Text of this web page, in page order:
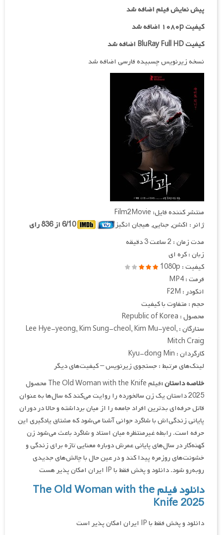
پیش نمایش فیلم اضافه شد
کیفیت ۱۰۸۰p اضافه شد
کیفیت BluRay Full HD اضافه شد
نسخه زیرنویس چسبیده فارسی اضافه شد
منتشر کننده فایل: Film2Movie
ژانر : اکشن, جنایی, هیجان انگیز
6/10 از 836 رای
مدت زمان : 2 ساعت 3 دقیقه
زبان : کره ای
کیفیت : 1080p
فرمت : MP4
انکودر : F2M
حجم : متفاوت با کیفیت
محصول : Republic of Korea
ستارگان : Lee Hye-yeong, Kim Sung-cheol, Kim Mu-yeol,
Mitch Craig
کارگردان : Kyu-dong Min
لینک‌های مرتبط : جستجوی زیرنویس – کیفیت‌های دیگر
خلاصه داستان :
فیلم The Old Woman with the Knife محصول
2025 داستان یک زن سالخورده را روایت می‌کند که سال‌ها به عنوان
قاتل حرفه‌ای بدترین افراد جامعه را از میان برداشته و حالا در دوران
پایانی زندگی‌اش با شاگرد جوانی آشنا می‌شود که مشتاق یادگیری این
حرفه است. رابطه غیرمنتظره میان استاد و شاگرد باعث می‌شود زن
کهنه‌کار در سال‌های پایانی عمرش دوباره معنایی تازه برای زندگی و
خشونت‌های روزمره پیدا کند و در عین حال با چالش‌های جدیدی
روبه‌رو شود. دانلود و پخش فقط با IP ایران امکان پذیر هست
دانلود فیلم The Old Woman with the
Knife 2025
دانلود و پخش فقط با IP ایران امکان پذیر است